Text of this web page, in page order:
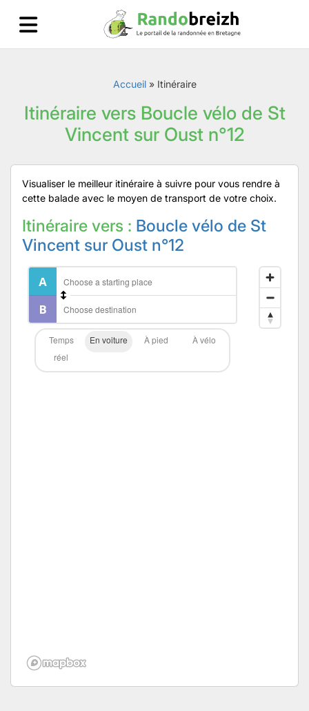
Accueil» Itinéraire
Itinéraire vers Boucle vélo de St
Vincent sur Oust n°12
Visualiser le meilleur itinéraire à suivre pour vous rendre à
cette balade avec le moyen de transport de votre choix.
Itinéraire vers : Boucle vélo de St
Vincent sur Oust n°12